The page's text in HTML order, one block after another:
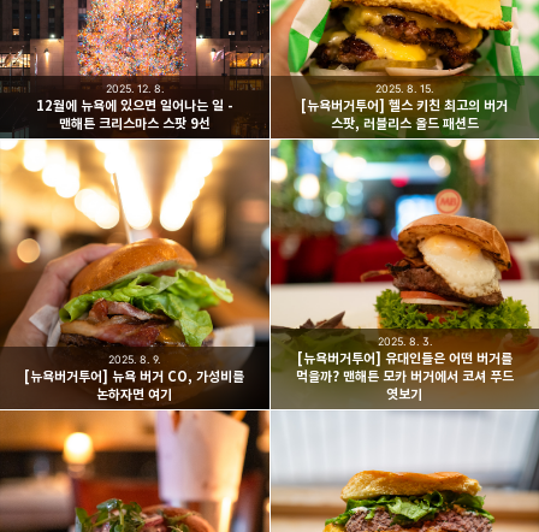
12월에 뉴욕에 있으면 일어나는 일 -
맨해튼 크리스마스 스팟 9선
2025. 12. 8.
[뉴욕버거투어] 헬스 키친 최고의 버거
스팟, 러블리스 올드 패션드
2025. 8. 15.
[뉴욕버거투어] 뉴욕 버거 CO, 가성비를
논하자면 여기
2025. 8. 9.
[뉴욕버거투어] 유대인들은 어떤 버거를
먹을까? 맨해튼 모카 버거에서 코셔 푸드
엿보기
2025. 8. 3.